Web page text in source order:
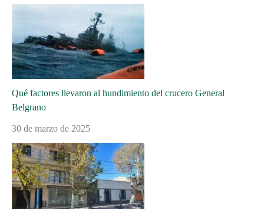
Qué factores llevaron al hundimiento del crucero General
Belgrano
30 de marzo de 2025